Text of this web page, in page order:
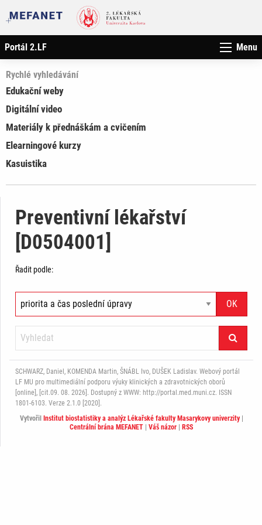
Portál 2.LF Menu
Rychlé vyhledávání
Edukační weby
Digitální video
Materiály k přednáškám a cvičením
Elearningové kurzy
Kasuistika
Preventivní lékařství
[D0504001]
Řadit podle:
SCHWARZ, Daniel, KOMENDA Martin, ŠNÁBL Ivo, DUŠEK Ladislav. Webový portál
LF MU pro multimediální podporu výuky klinických a zdravotnických oborů
[online], [cit.09. 08. 2026]. Dostupný z WWW: http://portal.med.muni.cz. ISSN
1801-6103. Verze 2.1.0 [2020].
Vytvořil Institut biostatistiky a analýz Lékařské fakulty Masarykovy univerzity|
Centrální brána MEFANET | Váš názor | RSS